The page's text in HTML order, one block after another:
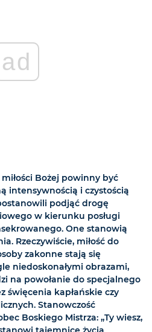
ad
Bożej powinny być
intensywnością i czystością
podjąć drogę
w kierunku posługi
One stanowią
Rzeczywiście, miłość do
zakonne stają się
niedoskonałymi obrazami,
na powołanie do specjalnego
święcenia kapłańskie czy
Stanowczość
Boskiego Mistrza: „Ty wiesz,